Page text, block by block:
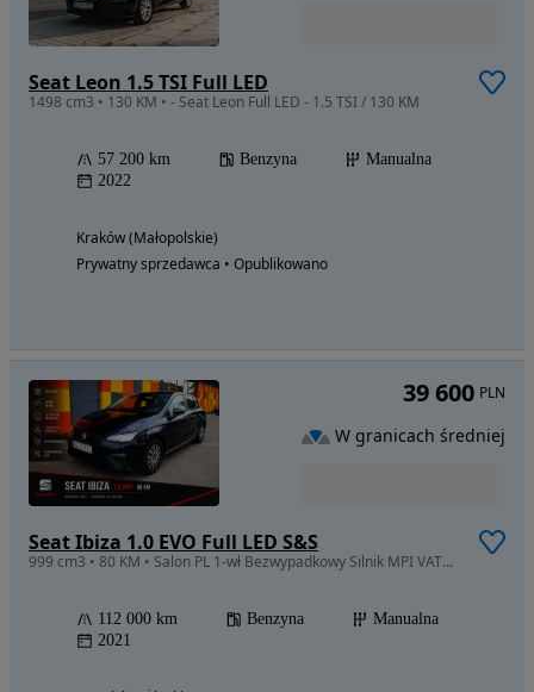
Seat Leon 1.5 TSI Full LED
1498 cm3 • 130 KM • - Seat Leon Full LED - 1.5 TSI / 130 KM
57 200 km Benzyna
Manualna
2022
Kraków (Małopolskie)
Prywatny sprzedawca • Opublikowano
Seat Ibiza 1.0 EVO Full LED S&S
999 cm3 • 80 KM • Salon PL 1-wł Bezwypadkowy Silnik MPI VAT23%
112 000 km Benzyna
Manualna
2021
39 600 PLN
W granicach średniej